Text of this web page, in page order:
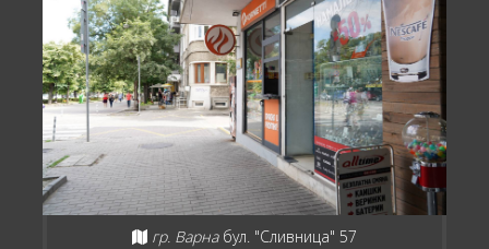
гр. Варна бул. "Сливница" 57